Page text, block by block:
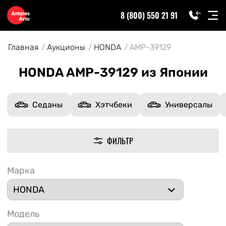
8 (800) 550 21 91
Главная Аукционы HONDA AMP-39129
HONDA AMP-39129 из Японии
Седаны Хэтчбеки Универсалы
ФИЛЬТР
Марка
Модель